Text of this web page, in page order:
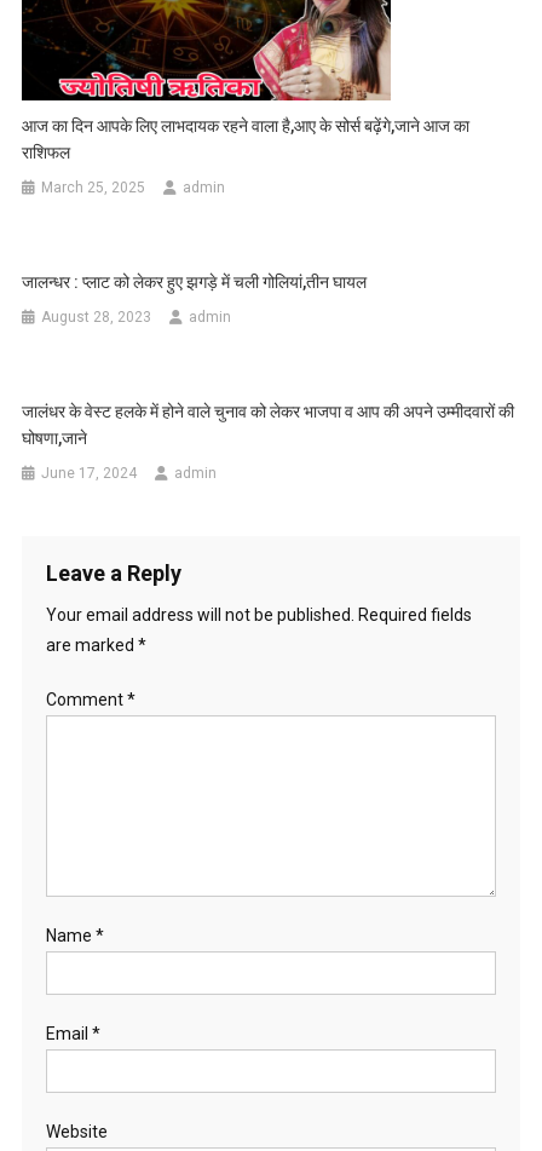
आज का दिन आपके लिए लाभदायक रहने वाला है,आए के सोर्स बढ़ेंगे,जाने आज का
राशिफल
March 25, 2025 admin
जालन्धर : प्लाट को लेकर हुए झगड़े में चली गोलियां,तीन घायल
August 28, 2023 admin
जालंधर के वेस्ट हलके में होने वाले चुनाव को लेकर भाजपा व आप की अपने उम्मीदवारों की
घोषणा,जाने
June 17, 2024 admin
Leave a Reply
Your email address will not be published. Required fields
are marked *
Comment*
Name *
Email *
Website